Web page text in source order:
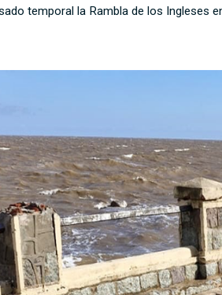
temporal la Rambla de los Ingleses